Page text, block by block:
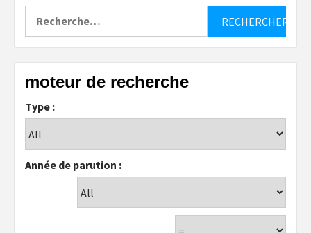
moteur de recherche
Type :
Année de parution :